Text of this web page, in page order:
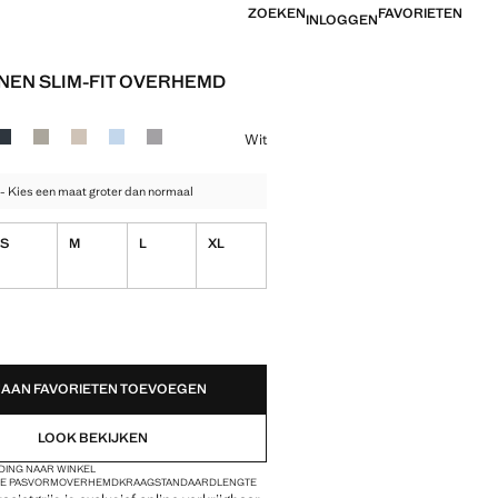
ZOEKENINLOGGENFAVORIETEN
SLIM-FIT OVERHEMD
79,99 ]
Marineblauw
Kleur Middenbruin
Kleur ZandKleur Hemelsblauw
Kleur Antraciet
Wit
Kies een maat groter dan normaal
S M L XL
AAN FAVORIETEN TOEVOEGEN
LOOK BEKIJKEN
NAAR WINKEL
PASVORMOVERHEMDKRAAGSTANDAARDLENGTE